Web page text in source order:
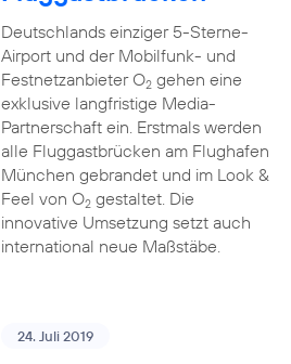
Deutschlands einziger 5-Sterne-
Airport und der Mobilfunk- und
Festnetzanbieter O2gehen eine
exklusive langfristige Media-
Partnerschaft ein. Erstmals werden
alle Fluggastbrücken am Flughafen
München gebrandet und im Look &
Feel von O2gestaltet. Die
innovative Umsetzung setzt auch
international neue Maßstäbe.
24. Juli 2019